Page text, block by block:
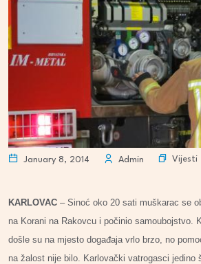
January 8, 2014 Admin Vijesti
KARLOVAC – Sinoć oko 20 sati muškarac se
na Korani na Rakovcu i počinio samoubojstvo.
došle su na mjesto događaja vrlo brzo, no
na žalost nije bilo. Karlovački vatrogasci jedino